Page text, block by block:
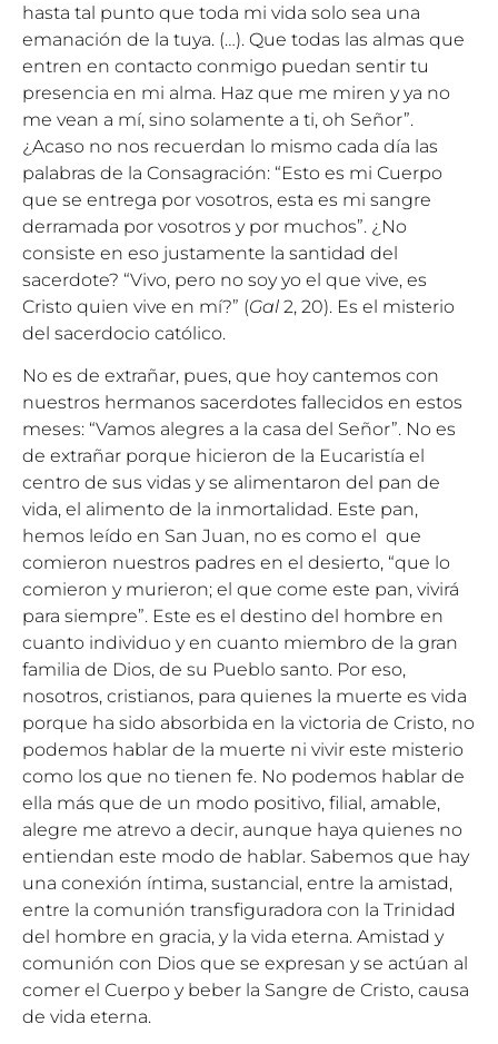
hasta tal punto que toda mi vida solo sea una
emanación de la tuya. (…). Que todas las almas que
entren en contacto conmigo puedan sentir tu
presencia en mi alma. Haz que me miren y ya no
me vean a mí, sino solamente a ti, oh Señor”.
¿Acaso no nos recuerdan lo mismo cada día las
palabras de la Consagración: “Esto es mi Cuerpo
que se entrega por vosotros, esta es mi sangre
derramada por vosotros y por muchos”. ¿No
consiste en eso justamente la santidad del
sacerdote? “Vivo, pero no soy yo el que vive, es
Cristo quien vive en mí?” (Gal 2, 20). Es el misterio
del sacerdocio católico.
No es de extrañar, pues, que hoy cantemos con
nuestros hermanos sacerdotes fallecidos en estos
meses: “Vamos alegres a la casa del Señor”. No es
de extrañar porque hicieron de la Eucaristía el
centro de sus vidas y se alimentaron del pan de
vida, el alimento de la inmortalidad. Este pan,
hemos leído en San Juan, no es como el que
comieron nuestros padres en el desierto, “que lo
comieron y murieron; el que come este pan, vivirá
para siempre”. Este es el destino del hombre en
cuanto individuo y en cuanto miembro de la gran
familia de Dios, de su Pueblo santo. Por eso,
nosotros, cristianos, para quienes la muerte es vida
porque ha sido absorbida en la victoria de Cristo, no
podemos hablar de la muerte ni vivir este misterio
como los que no tienen fe. No podemos hablar de
ella más que de un modo positivo, filial, amable,
alegre me atrevo a decir, aunque haya quienes no
entiendan este modo de hablar. Sabemos que hay
una conexión íntima, sustancial, entre la amistad,
entre la comunión transfiguradora con la Trinidad
del hombre en gracia, y la vida eterna. Amistad y
comunión con Dios que se expresan y se actúan al
comer el Cuerpo y beber la Sangre de Cristo, causa
de vida eterna.